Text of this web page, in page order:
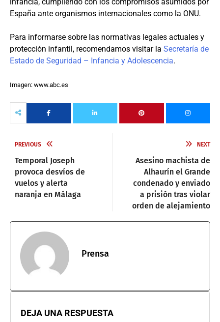
España ante organismos internacionales como la ONU.
Para informarse sobre las normativas legales actuales y
protección infantil, recomendamos visitar la Secretaría de
Estado de Seguridad – Infancia y Adolescencia.
Imagen: www.abc.es
PREVIOUS
Temporal Joseph
provoca desvíos de
vuelos y alerta
naranja en Málaga
NEXT
Asesino machista de
Alhaurín el Grande
condenado y enviado
a prisión tras violar
orden de alejamiento
Prensa
DEJA UNA RESPUESTA